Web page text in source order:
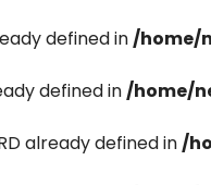
defined in/home/
defined in/home/
already defined in/